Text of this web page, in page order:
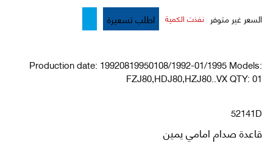
السعر غير متوفر نفذت الكمية اطلب تسعيرة
Production date: 19920819950108/1992-01/1995 Models:
FZJ80,HDJ80,HZJ80..VX QTY: 01
52141D
قاعدة صدام امامي يمين